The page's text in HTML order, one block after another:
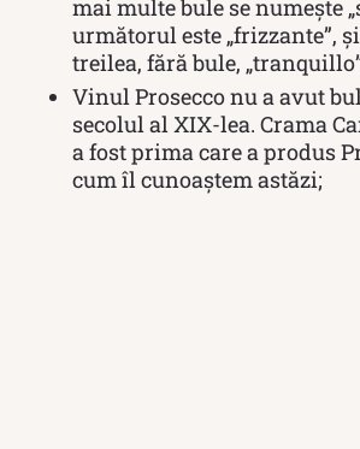
mai multe bule se numește
următorul este „frizzante”,
treilea, fără bule,
Vinul Prosecco nu a avut
secolul al XIX-lea. Crama
a fost prima care a produs
cum îl cunoaştem astăzi;